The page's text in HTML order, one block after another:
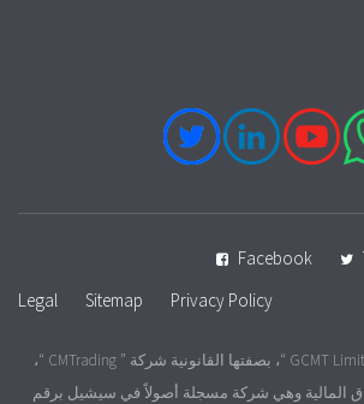
Facebook
Legal
Sitemap Privacy Policy
تعمل شركة ” GCMT Limited Trading “، بصفتها القانونية شركة ” CMTrading “،
المالية وهي شركة مسجلة أصولاً في سيشيل برقم